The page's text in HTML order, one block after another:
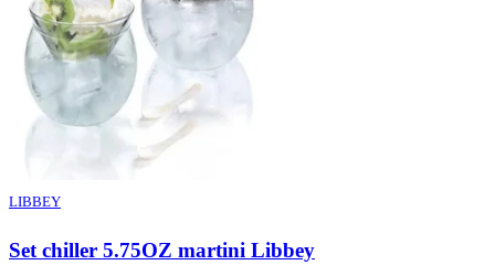
LIBBEY
Set chiller 5.75OZ martini Libbey